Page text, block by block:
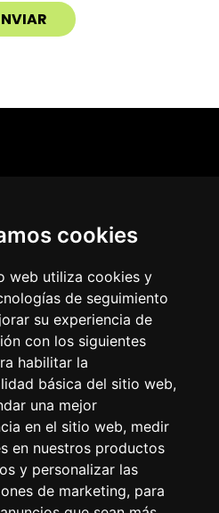
cookies
web utiliza cookies y
de seguimiento
su experiencia de
con los siguientes
habilitar la
básica del sitio web,
una mejor
en el sitio web, medir
en nuestros productos
y personalizar las
de marketing, para
Bilbao